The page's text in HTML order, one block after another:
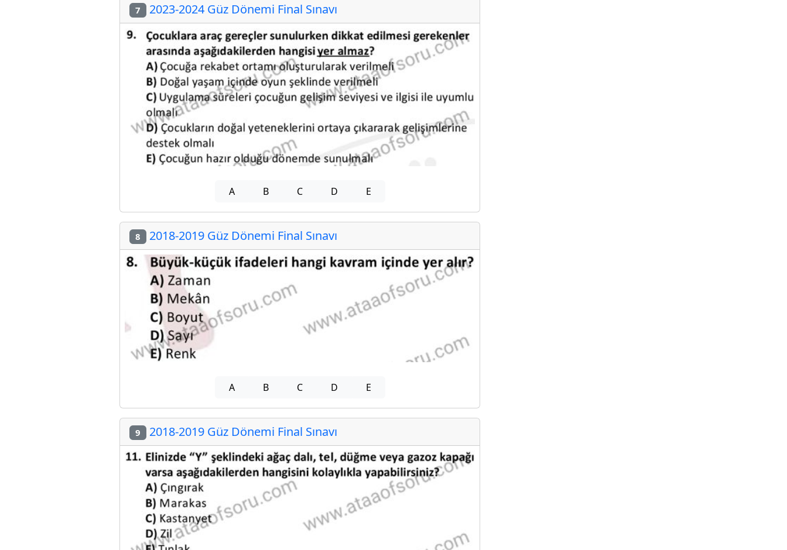
7 2023-2024 Güz Dönemi Final Sınavı
A B C D E
8 2018-2019 Güz Dönemi Final Sınavı
A B C D E
9 2018-2019 Güz Dönemi Final Sınavı